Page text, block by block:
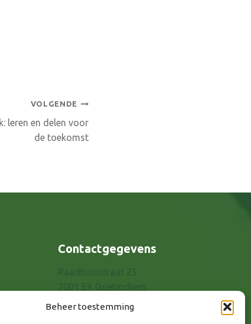
Beheer toestemming
VOLGENDE
leren en delen voor
de toekomst
Contactgegevens
E-mail: info@8rhk.nl